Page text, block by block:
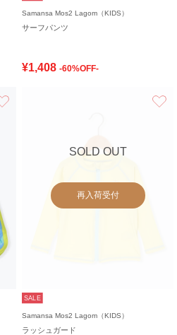
Samansa Mos2 Lagom（KIDS）
サーフパンツ
¥1,408 -60%OFF-
SOLD OUT
再入荷受付
SALE
Samansa Mos2 Lagom（KIDS）
ラッシュガード